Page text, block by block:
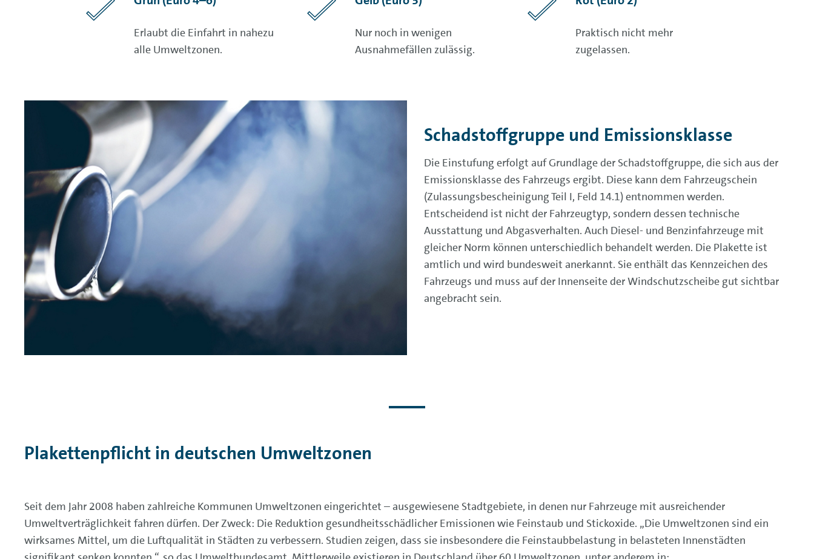
Erlaubt die Einfahrt in nahezu
alle Umweltzonen.
Nur noch in wenigen
Ausnahmefällen zulässig.
Praktisch nicht mehr
zugelassen.
Schadstoffgruppe und Emissionsklasse
Die Einstufung erfolgt auf Grundlage der Schadstoffgruppe, die sich aus der
Emissionsklasse des Fahrzeugs ergibt. Diese kann dem Fahrzeugschein
(Zulassungsbescheinigung Teil I, Feld 14.1) entnommen werden.
Entscheidend ist nicht der Fahrzeugtyp, sondern dessen technische
Ausstattung und Abgasverhalten. Auch Diesel- und Benzinfahrzeuge mit
gleicher Norm können unterschiedlich behandelt werden. Die Plakette ist
amtlich und wird bundesweit anerkannt. Sie enthält das Kennzeichen des
Fahrzeugs und muss auf der Innenseite der Windschutzscheibe gut sichtbar
angebracht sein.
Plakettenpflicht in deutschen Umweltzonen
Seit dem Jahr 2008 haben zahlreiche Kommunen Umweltzonen eingerichtet – ausgewiesene Stadtgebiete, in denen nur Fahrzeuge mit ausreichender
Umweltverträglichkeit fahren dürfen. Der Zweck: Die Reduktion gesundheitsschädlicher Emissionen wie Feinstaub und Stickoxide. „Die Umweltzonen sind ein
wirksames Mittel, um die Luftqualität in Städten zu verbessern. Studien zeigen, dass sie insbesondere die Feinstaubbelastung in belasteten Innenstädten